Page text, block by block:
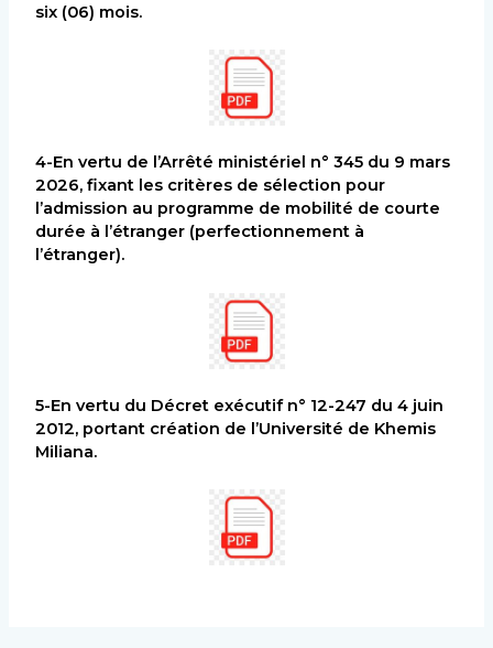
six (06) mois.
4-En vertu de l’Arrêté ministériel n° 345 du 9 mars
2026, fixant les critères de sélection pour
l’admission au programme de mobilité de courte
durée à l’étranger (perfectionnement à
l’étranger).
5-En vertu du Décret exécutif n° 12-247 du 4 juin
2012, portant création de l’Université de Khemis
Miliana.